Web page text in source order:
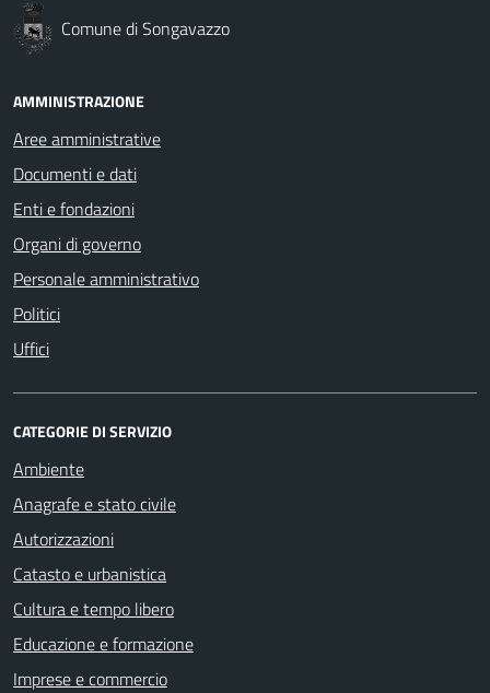
Comune di Songavazzo
AMMINISTRAZIONE
Aree amministrative
Documenti e dati
Enti e fondazioni
Organi di governo
Personale amministrativo
Politici
Uffici
CATEGORIE DI SERVIZIO
Ambiente
Anagrafe e stato civile
Autorizzazioni
Catasto e urbanistica
Cultura e tempo libero
Educazione e formazione
Imprese e commercio